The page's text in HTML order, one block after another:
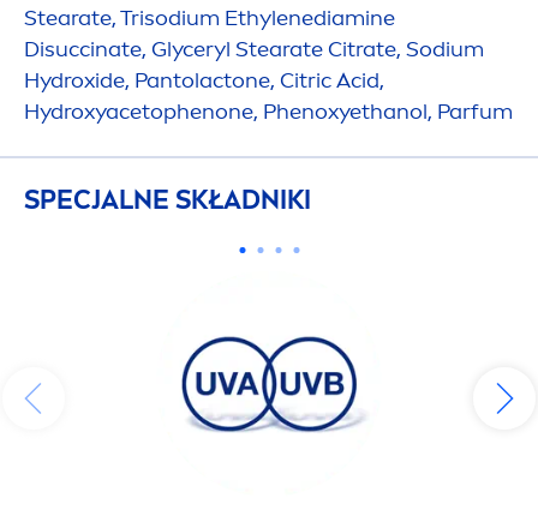
Stearate, Trisodium Ethylenediamine
Disuccinate, Glyceryl Stearate Citrate, Sodium
Hydroxide, Pantolactone, Citric Acid,
Hydroxyacetophenone, Phenoxyethanol, Parfum
SPECJALNE SKŁADNIKI